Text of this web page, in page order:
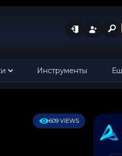
Инструменты
609 VIEWS